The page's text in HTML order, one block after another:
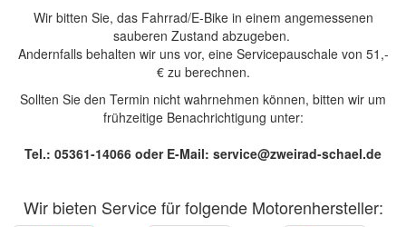
Wir bitten Sie, das Fahrrad/E-Bike in einem angemessenen
sauberen Zustand abzugeben.
Andernfalls behalten wir uns vor, eine Servicepauschale von 51,-
€ zu berechnen.
Sollten Sie den Termin nicht wahrnehmen können, bitten wir um
frühzeitige Benachrichtigung unter:
Tel.: 05361-14066 oder E-Mail: service@zweirad-schael.de
Wir bieten Service für folgende Motorenhersteller: